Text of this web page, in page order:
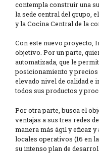
contempla construir una
la sede central del grupo,
y la Cocina Central de la
Con este nuevo proyecto,
objetivo. Por un parte,
automatizada, que le
posicionamiento y
elevado nivel de calidad e
todos sus productos y
Por otra parte, busca el
ventajas a sus tres redes
manera más ágil y eficaz y
locales operativos (16 en
su intenso plan de